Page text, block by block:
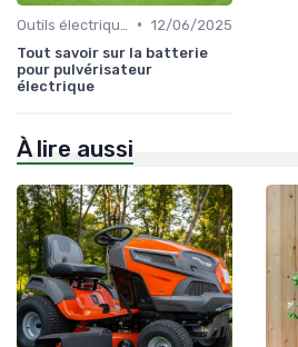
• 12/06/2025
Tout savoir sur la batterie
pour pulvérisateur
électrique
À lire aussi